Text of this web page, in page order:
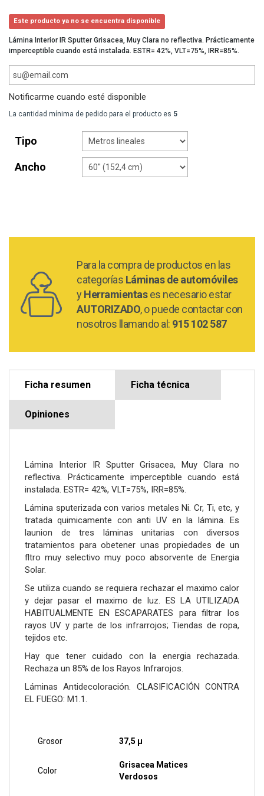
Este producto ya no se encuentra disponible
Lámina Interior IR Sputter Grisacea, Muy Clara no reflectiva. Prácticamente
imperceptible cuando está instalada. ESTR= 42%, VLT=75%, IRR=85%.
Notificarme cuando esté disponible
La cantidad mínima de pedido para el producto es 5
Tipo
Ancho
Para la compra de productos en las
categorías Láminas de automóviles
y Herramientases necesario estar
AUTORIZADO, o puede contactar con
nosotros llamando al: 915 102 587
Ficha resumen Ficha técnica
Opiniones
Lámina Interior IR Sputter Grisacea, Muy Clara no
reflectiva. Prácticamente imperceptible cuando está
instalada. ESTR= 42%, VLT=75%, IRR=85%.
Lámina sputerizada con varios metales Ni. Cr, Ti, etc, y
tratada quimicamente con anti UV en la lámina. Es
launion de tres láminas unitarias con diversos
tratamientos para obetener unas propiedades de un
fltro muy selectivo muy poco absorvente de Energia
Solar.
Se utiliza cuando se requiera rechazar el maximo calor
y dejar pasar el maximo de luz. ES LA UTILIZADA
HABITUALMENTE EN ESCAPARATES para filtrar los
rayos UV y parte de los infrarrojos; Tiendas de ropa,
tejidos etc.
Hay que tener cuidado con la energia rechazada.
Rechaza un 85% de los Rayos Infrarojos.
Láminas Antidecoloración. CLASIFICACIÓN CONTRA
EL FUEGO: M1.1.
Grosor 37,5 µ
Color
Grisacea Matices
Verdosos